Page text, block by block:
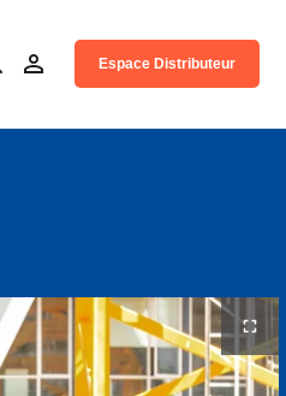
Espace Distributeur